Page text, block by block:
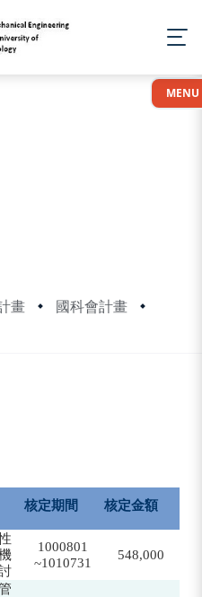
畫
國科會計畫
MENU
核定期間 核定金額
1000801
~1010731
548,000